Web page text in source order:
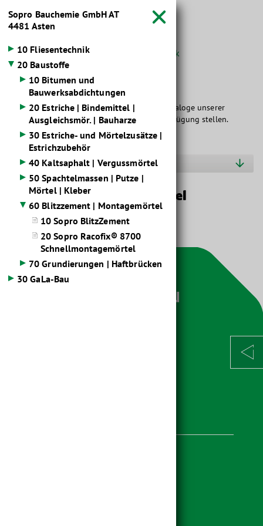

Startseite  Wissen Baustoffdatenbank
Baustoff­kataloge
Hier dürfen wir Ihnen die übersichtlichen Kataloge unserer
Markenlieferanten im Baustoffbereich zur Verfügung stellen.
Hersteller O-S
Sopro Bauchemie GmbHAT
4481 Asten
10 Fliesentechnik
20 Baustoffe
10 Bitumen und
Bauwerksabdichtungen
20 Estriche | Bindemittel |
Ausgleichsmör. | Bauharze
30 Estriche- und Mörtelzusätze |
Estrichzubehör
40 Kaltsaphalt | Vergussmörtel
50 Spachtelmassen | Putze |
Mörtel | Kleber
60 Blitzzement | Montagemörtel
10 Sopro BlitzZement
20 Sopro Racofix® 8700
Schnellmontagemörtel
70 Grundierungen | Haftbrücken
30 GaLa-Bau
Blitzzement | Montagemörtel